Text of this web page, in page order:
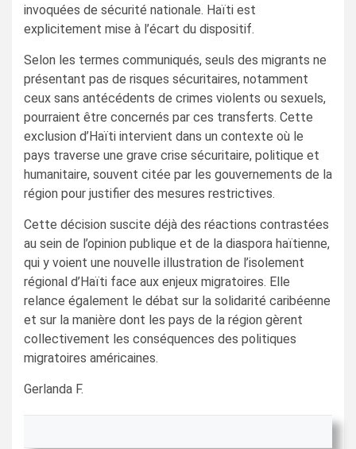
invoquées de sécurité nationale. Haïti est
explicitement mise à l’écart du dispositif.
Selon les termes communiqués, seuls des migrants ne
présentant pas de risques sécuritaires, notamment
ceux sans antécédents de crimes violents ou sexuels,
pourraient être concernés par ces transferts. Cette
exclusion d’Haïti intervient dans un contexte où le
pays traverse une grave crise sécuritaire, politique et
humanitaire, souvent citée par les gouvernements de la
région pour justifier des mesures restrictives.
Cette décision suscite déjà des réactions contrastées
au sein de l’opinion publique et de la diaspora haïtienne,
qui y voient une nouvelle illustration de l’isolement
régional d’Haïti face aux enjeux migratoires. Elle
relance également le débat sur la solidarité caribéenne
et sur la manière dont les pays de la région gèrent
collectivement les conséquences des politiques
migratoires américaines.
Gerlanda F.